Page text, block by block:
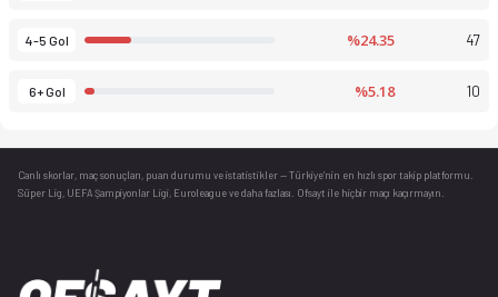
4-5 Gol %24.35 47
6+ Gol %5.18 10
Canlı skorlar , maç sonuçları, puan durumu ve istatistikler — Türkiye’nin en hızlı spor takip platformu.
Süper Lig, UEFA Şampiyonlar Ligi, Euroleague ve daha fazlası. Ofsayt ile hiçbir maçı kaçırmayın.